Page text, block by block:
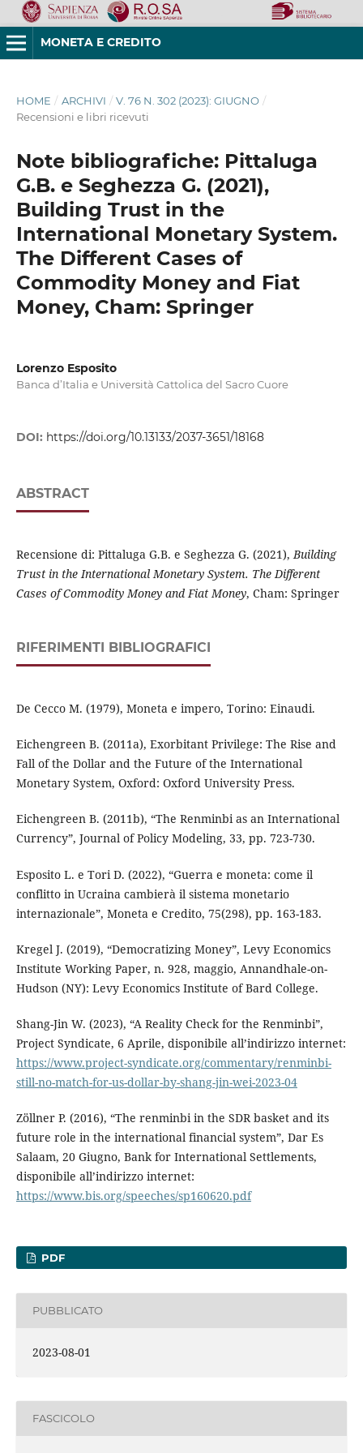
MONETA E CREDITO
HOME / ARCHIVI / V. 76 N. 302 (2023): GIUGNO /
Recensioni e libri ricevuti
Note bibliografiche: Pittaluga
G.B. e Seghezza G. (2021),
Building Trust in the
International Monetary System.
The Different Cases of
Commodity Money and Fiat
Money, Cham: Springer
Lorenzo Esposito
Banca d’Italia e Università Cattolica del Sacro Cuore
DOI: https://doi.org/10.13133/2037-3651/18168
ABSTRACT
Recensione di: Pittaluga G.B. e Seghezza G. (2021),Building
Trust in the International Monetary System. The Different
Cases of Commodity Money and Fiat Money, Cham: Springer
RIFERIMENTI BIBLIOGRAFICI
De Cecco M. (1979), Moneta e impero, Torino: Einaudi.
Eichengreen B. (2011a), Exorbitant Privilege: The Rise and
Fall of the Dollar and the Future of the International
Monetary System, Oxford: Oxford University Press.
Eichengreen B. (2011b), “The Renminbi as an International
Currency”, Journal of Policy Modeling, 33, pp. 723-730.
Esposito L. e Tori D. (2022), “Guerra e moneta: come il
conflitto in Ucraina cambierà il sistema monetario
internazionale”, Moneta e Credito, 75(298), pp. 163-183.
Kregel J. (2019), “Democratizing Money”, Levy Economics
Institute Working Paper, n. 928, maggio, Annandhale-on-
Hudson (NY): Levy Economics Institute of Bard College.
Shang-Jin W. (2023), “A Reality Check for the Renminbi”,
Project Syndicate, 6 Aprile, disponibile all’indirizzo internet:
https://www.project-syndicate.org/commentary/renminbi-
still-no-match-for-us-dollar-by-shang-jin-wei-2023-04
Zöllner P. (2016), “The renminbi in the SDR basket and its
future role in the international financial system”, Dar Es
Salaam, 20 Giugno, Bank for International Settlements,
disponibile all’indirizzo internet:
https://www.bis.org/speeches/sp160620.pdf
PDF
PUBBLICATO
2023-08-01
FASCICOLO